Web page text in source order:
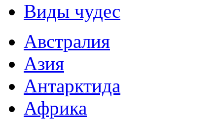
Виды чудес
Австралия
Азия
Антарктида
Африка